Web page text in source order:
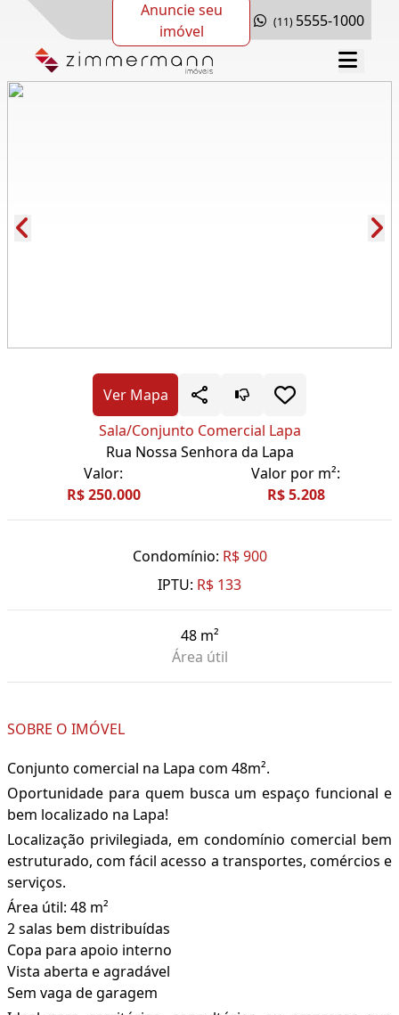
Anuncie seu
imóvel
(11) 5555-1000
Ver Mapa
Sala/Conjunto Comercial Lapa
Rua Nossa Senhora da Lapa
Valor:
R$ 250.000
Valor por m²:
R$ 5.208
Condomínio: R$ 900
IPTU: R$ 133
48 m²
Área útil
SOBRE O IMÓVEL
Conjunto comercial na Lapa com 48m².
Oportunidade para quem busca um espaço funcional e
bem localizado na Lapa!
Localização privilegiada, em condomínio comercial bem
estruturado, com fácil acesso a transportes, comércios e
serviços.
Área útil: 48 m²
2 salas bem distribuídas
Copa para apoio interno
Vista aberta e agradável
Sem vaga de garagem